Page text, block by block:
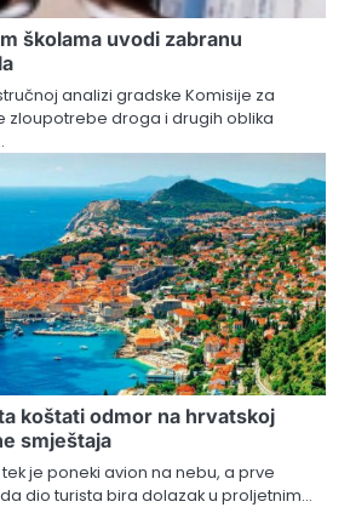
školama uvodi zabranu
analizi gradske Komisije za
zloupotrebe droga i drugih oblika
koštati odmor na hrvatskoj
smještaja
je poneki avion na nebu, a prve
dio turista bira dolazak u proljetnim…